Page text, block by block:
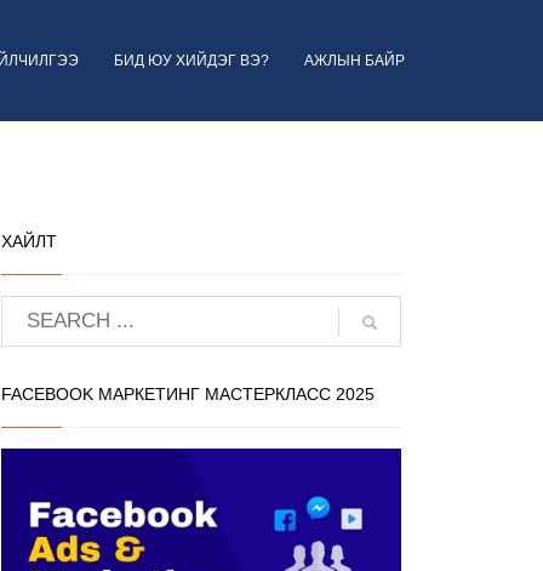
БИД ЮУ ХИЙДЭГ ВЭ? АЖЛЫН БАЙР
ХАЙЛТ
FACEBOOK МАРКЕТИНГ МАСТЕРКЛАСС 2025